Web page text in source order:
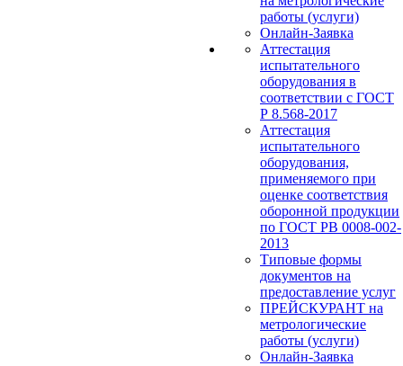
работы (услуги)
Онлайн-Заявка
Аттестация
испытательного
оборудования в
соответствии с ГОСТ
Р 8.568-2017
Аттестация
испытательного
оборудования,
применяемого при
оценке соответствия
оборонной продукции
по ГОСТ РВ 0008-002-
2013
Типовые формы
документов на
предоставление услуг
ПРЕЙСКУРАНТ на
метрологические
работы (услуги)
Онлайн-Заявка